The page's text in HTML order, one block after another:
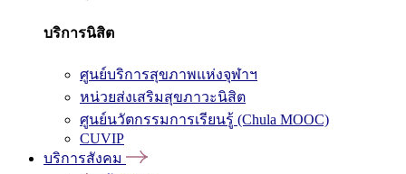
บริการนิสิต
ศูนย์บริการสุขภาพแห่งจุฬาฯ
หน่วยส่งเสริมสุขภาวะนิสิต
ศูนย์นวัตกรรมการเรียนรู้ (Chula MOOC)
CUVIP
บริการสังคม